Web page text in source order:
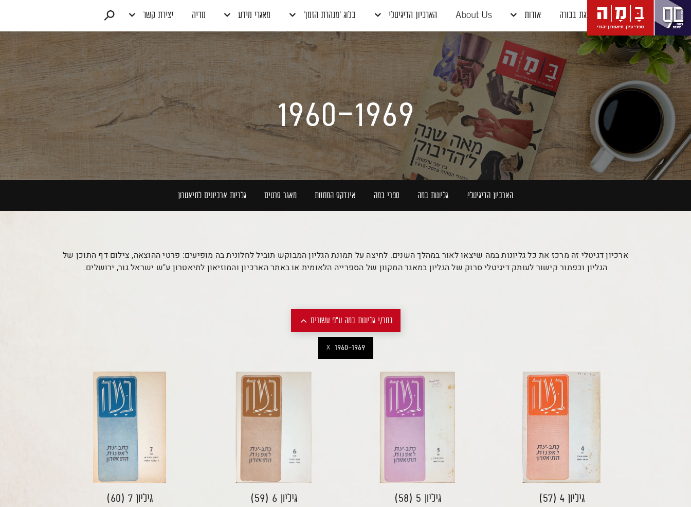
דלג לסרגל הניווט
דלג לתוכן
הצגת בכורה אודות About Us הארכיון הדיגיטלי בלוג 'מנהרת הזמן' מאגרי מידע מדיה יצירת קשר
1960-1969
הארכיון הדיגיטלי: גליונות במה ספרי במה אינדקס המחזות מאגר סרטים גלריות ארכיונים לתיאטרון
ארכיון דגיטלי זה מרכז את כל גליונות במה שיצאו לאור במהלך השנים. לחיצה על תמונת הגליון המבוקש תוביל לחלונית בה מופיעים: פרטי ההוצאה, צילום דף התוכן של
הגליון וכפתור קישור לעותק דיגיטלי סרוק של הגליון במאגר המקוון של הספרייה הלאומית או באתר הארכיון והמוזיאון לתיאטרון ע"ש ישראל גור, ירושלים.
בחר/י גליונות במה ע"פ עשורים
1930-1939
1940-1949
1960-1969
X
גיליון 4 (57) גיליון 5 (58) גיליון 6 (59) גיליון 7 (60)